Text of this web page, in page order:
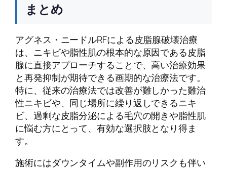
まとめ
アグネス・ニードルRFによる皮脂腺破壊治療
は、ニキビや脂性肌の根本的な原因である皮脂
腺に直接アプローチすることで、高い治療効果
と再発抑制が期待できる画期的な治療法です。
特に、従来の治療法では改善が難しかった難治
性ニキビや、同じ場所に繰り返しできるニキ
ビ、過剰な皮脂分泌による毛穴の開きや脂性肌
に悩む方にとって、有効な選択肢となり得ま
す。
施術にはダウンタイムや副作用のリスクも伴い